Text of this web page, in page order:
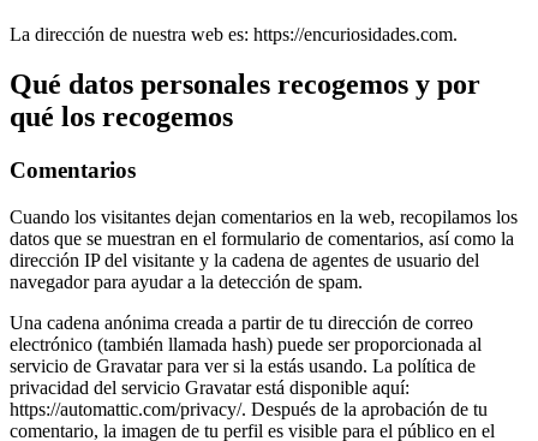
La dirección de nuestra web es: https://encuriosidades.com.
Qué datos personales recogemos y por
qué los recogemos
Comentarios
Cuando los visitantes dejan comentarios en la web, recopilamos los
datos que se muestran en el formulario de comentarios, así como la
dirección IP del visitante y la cadena de agentes de usuario del
navegador para ayudar a la detección de spam.
Una cadena anónima creada a partir de tu dirección de correo
electrónico (también llamada hash) puede ser proporcionada al
servicio de Gravatar para ver si la estás usando. La política de
privacidad del servicio Gravatar está disponible aquí:
https://automattic.com/privacy/. Después de la aprobación de tu
comentario, la imagen de tu perfil es visible para el público en el